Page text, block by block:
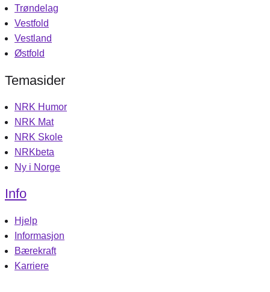
Trøndelag
Vestfold
Vestland
Østfold
Temasider
NRK Humor
NRK Mat
NRK Skole
NRKbeta
Ny i Norge
Info
Hjelp
Informasjon
Bærekraft
Karriere